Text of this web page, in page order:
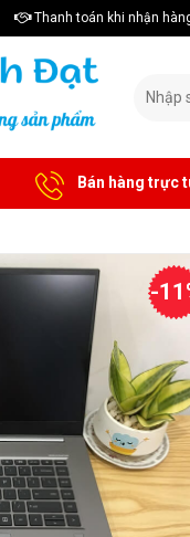
Thanh toán khi nhận
kiếm:
Bán hàng trực
-